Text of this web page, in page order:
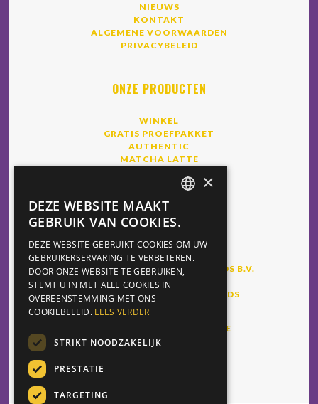
NIEUWS
KONTAKT
ALGEMENE VOORWAARDEN
PRIVACYBELEID
ONZE PRODUCTEN
WINKEL
GRATIS PROEFPAKKET
AUTHENTIC
MATCHA LATTE
BEDRIJF
FOODSERVICE MARKETING FOODS B.V.
DE DOORNWEG 13,
8035 PC ZWOLLE, NETHERLANDS
INFO@CHAIWALLAH.ONLINE
GERMAN
×
DEZE WEBSITE MAAKT
GEBRUIK VAN COOKIES.
DEZE WEBSITE GEBRUIKT COOKIES OM UW
GEBRUIKERSERVARING TE VERBETEREN.
DOOR ONZE WEBSITE TE GEBRUIKEN,
STEMT U IN MET ALLE COOKIES IN
OVEREENSTEMMING MET ONS
COOKIEBELEID. LEES VERDER
STRIKT NOODZAKELIJK
PRESTATIE
TARGETING